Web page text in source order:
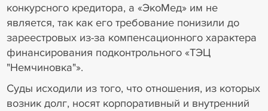
конкурсного кредитора, а «ЭкоМед» им не
является, так как его требование понизили до
зареестровых из-за компенсационного характера
финансирования подконтрольного «ТЭЦ
"Немчиновка"».
Суды исходили из того, что отношения, из которых
возник долг, носят корпоративный и внутренний